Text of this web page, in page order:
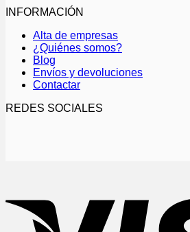
INFORMACIÓN
Alta de empresas
¿Quiénes somos?
Blog
Envíos y devoluciones
Contactar
REDES SOCIALES